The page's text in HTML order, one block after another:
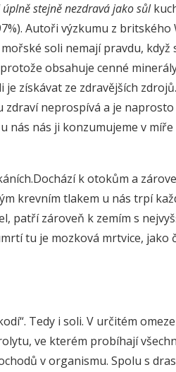
stejně nezdravá jako sůl
Autoři výzkumu z
soli nemají pravdu, když
obsahuje cenné
získávat ze zdravějších
neprospívá a je naprosto
nás nás ji konzumujeme v míře
k otokům a
krevním tlakem u nás trpí
patří zároveň k zemím s
tu je mozková mrtvice, jako
Tedy i soli. V určitém
ve kterém probíhají
v organismu. Spolu s